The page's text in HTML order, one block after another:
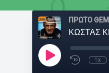
ΠΡΩΤΟ
1x